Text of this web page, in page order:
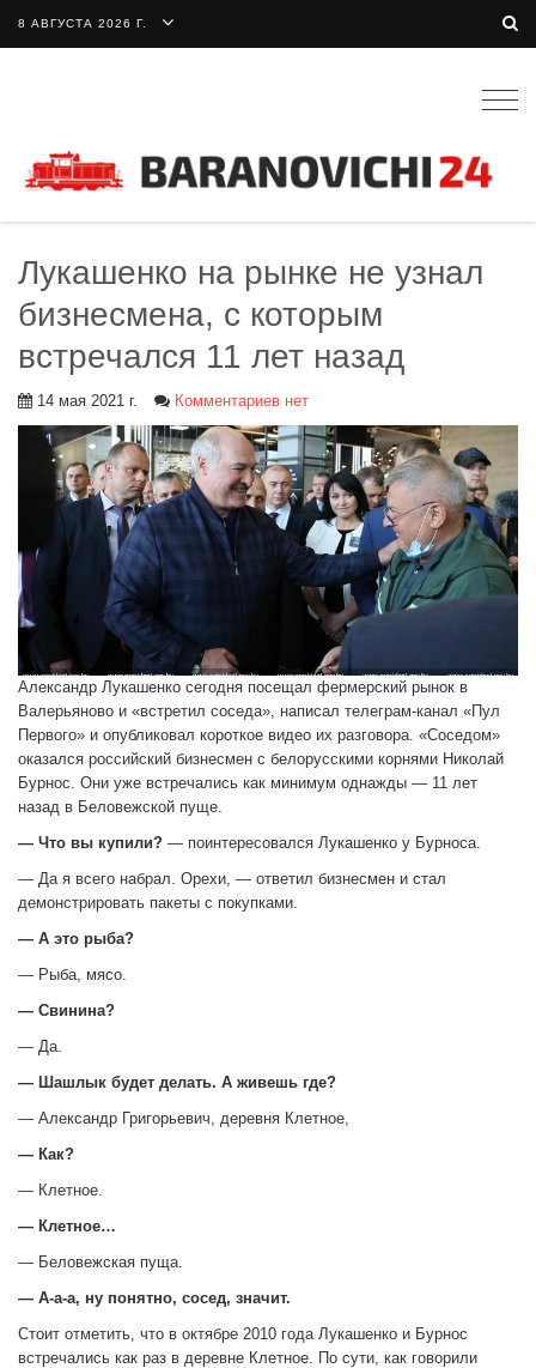
8 АВГУСТА 2026 Г.
Лукашенко на рынке не узнал
бизнесмена, с которым
встречался 11 лет назад
14 мая 2021 г. Комментариев нет
Александр Лукашенко сегодня посещал фермерский рынок в
Валерьяново и «встретил соседа», написал телеграм-канал «Пул
Первого» и опубликовал короткое видео их разговора. «Соседом»
оказался российский бизнесмен с белорусскими корнями Николай
Бурнос. Они уже встречались как минимум однажды — 11 лет
назад в Беловежской пуще.
— Что вы купили? — поинтересовался Лукашенко у Бурноса.
— Да я всего набрал. Орехи, — ответил бизнесмен и стал
демонстрировать пакеты с покупками.
— А это рыба?
— Рыба, мясо.
— Свинина?
— Да.
— Шашлык будет делать. А живешь где?
— Александр Григорьевич, деревня Клетное,
— Как?
— Клетное.
— Клетное…
— Беловежская пуща.
— А-а-а, ну понятно, сосед, значит.
Стоит отметить, что в октябре 2010 года Лукашенко и Бурнос
встречались как раз в деревне Клетное. По сути, как говорили